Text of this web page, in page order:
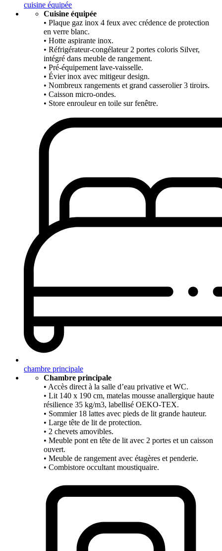
cuisine équipée
Cuisine équipée
• Plaque gaz inox 4 feux avec crédence de protection
en verre blanc.
• Hotte aspirante inox.
• Réfrigérateur-congélateur 2 portes coloris Silver,
intégré dans meuble de rangement.
• Pré-équipement lave-vaisselle.
• Évier inox avec mitigeur design.
• Nombreux rangements et grand casserolier 3 tiroirs.
• Caisson micro-ondes.
• Store enrouleur en toile sur fenêtre.
chambre principale
Chambre principale
• Accès direct à la salle d’eau privative et WC.
• Lit 140 x 190 cm, matelas mousse anallergique haute
résilience 35 kg/m3, labellisé OEKO-TEX.
• Sommier 18 lattes avec pieds de lit grande hauteur.
• Large tête de lit de protection.
• 2 chevets amovibles.
• Meuble pont en tête de lit avec 2 portes et un caisson
ouvert.
• Meuble de rangement avec étagères et penderie.
• Combistore occultant moustiquaire.